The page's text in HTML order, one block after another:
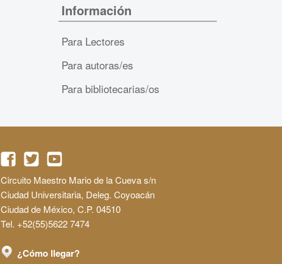
Información
Para Lectores
Para autoras/es
Para bibliotecarias/os
Circuito Maestro Mario de la Cueva s/n
Ciudad Universitaria, Deleg. Coyoacán
Ciudad de México, C.P. 04510
Tel. +52(55)5622 7474
¿Cómo llegar?